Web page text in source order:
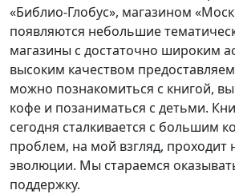
«Библио-Глобус», магазином
появляются небольшие
магазины с достаточно широким
высоким качеством
можно познакомиться с книгой,
кофе и позаниматься с детьми.
сегодня сталкивается с большим
проблем, на мой взгляд, проходит
эволюции. Мы стараемся
поддержку.